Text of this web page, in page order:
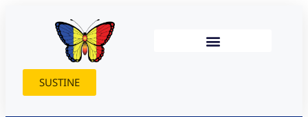
SUSTINE